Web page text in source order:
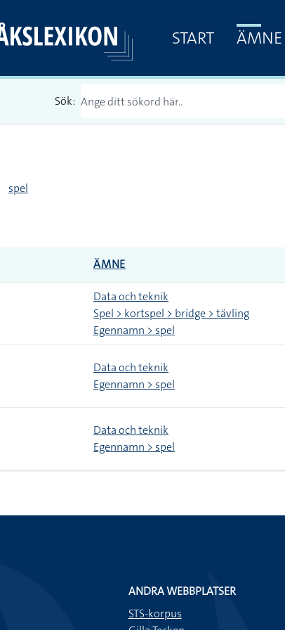
START ÄMNE
Sök:
spel
ÄMNE
Data och teknik
Spel > kortspel > bridge > tävling
Egennamn > spel
Data och teknik
Egennamn > spel
Data och teknik
Egennamn > spel
ANDRA WEBBPLATSER
STS-korpus